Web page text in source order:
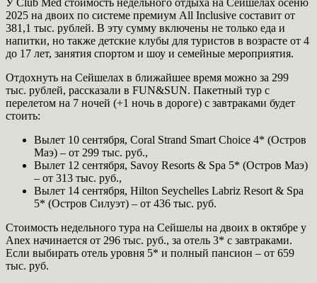
У Club Med стоимость недельного отдыха на Сейшелах осеню
2025 на двоих по системе премиум All Inclusive составит от
381,1 тыс. рублей. В эту сумму включены не только еда и
напитки, но также детские клубы для туристов в возрасте от 4
до 17 лет, занятия спортом и шоу и семейные мероприятия.
Отдохнуть на Сейшелах в ближайшее время можно за 299
тыс. рублей, рассказали в FUN&SUN. Пакетный тур с
перелетом на 7 ночей (+1 ночь в дороге) с завтраками будет
стоить:
Вылет 10 сентября, Coral Strand Smart Choice 4* (Остров
Маэ) – от 299 тыс. руб.,
Вылет 12 сентября, Savoy Resorts & Spa 5* (Остров Маэ)
– от 313 тыс. руб.,
Вылет 14 сентября, Hilton Seychelles Labriz Resort & Spa
5* (Остров Силуэт) – от 436 тыс. руб.
Стоимость недельного тура на Сейшелы на двоих в октябре у
Aneх начинается от 296 тыс. руб., за отель 3* с завтраками.
Если выбирать отель уровня 5* и полный пансион – от 659
тыс. руб.